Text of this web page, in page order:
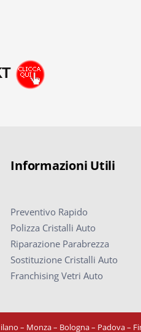
Informazioni Utili
Preventivo Rapido
Polizza Cristalli Auto
Riparazione Parabrezza
Sostituzione Cristalli Auto
Franchising Vetri Auto
– Monza – Bologna – Padova –